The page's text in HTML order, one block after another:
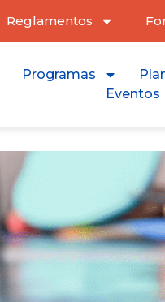
Reglamentos
Programas
Eventos